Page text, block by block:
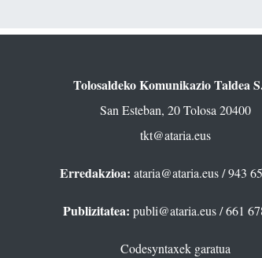
Tolosaldeko Komunikazio Taldea
San Esteban, 20 Tolosa 20400
tkt@ataria.eus
Erredakzioa: ataria@ataria.eus/ 943
Publizitatea: publi@ataria.eus/ 661
Codesyntaxek garatua